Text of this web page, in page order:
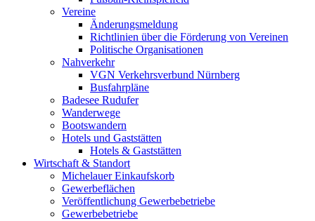
Vereine
Änderungsmeldung
Richtlinien über die Förderung von Vereinen
Politische Organisationen
Nahverkehr
VGN Verkehrsverbund Nürnberg
Busfahrpläne
Badesee Rudufer
Wanderwege
Bootswandern
Hotels und Gaststätten
Hotels & Gaststätten
Wirtschaft & Standort
Michelauer Einkaufskorb
Gewerbeflächen
Veröffentlichung Gewerbebetriebe
Gewerbebetriebe